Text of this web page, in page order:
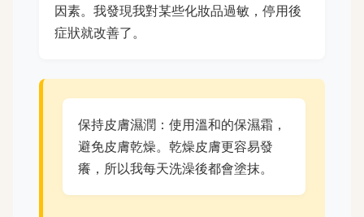
因素。我發現我對某些化妝品過敏，停用後
症狀就改善了。
保持皮膚濕潤：使用溫和的保濕霜，
避免皮膚乾燥。乾燥皮膚更容易發
癢，所以我每天洗澡後都會塗抹。